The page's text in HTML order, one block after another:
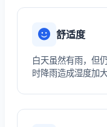
舒适度
白天虽然有雨，但
时降雨造成湿度加